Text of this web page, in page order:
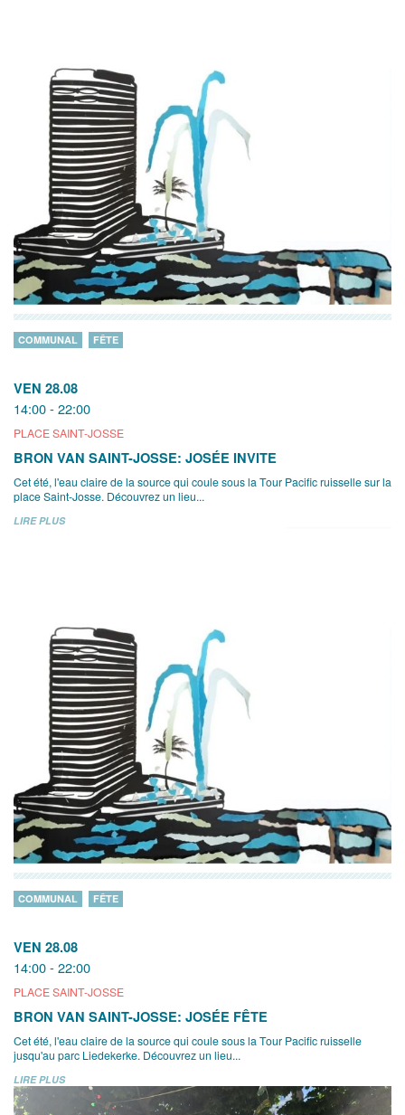
VEN 28.08
14:00 - 22:00
PLACE SAINT-JOSSE
COMMUNAL FÊTE
BRON VAN SAINT-JOSSE: JOSÉE INVITE
Cet été, l'eau claire de la source qui coule sous la Tour Pacific ruisselle sur la
place Saint-Josse. Découvrez un lieu...
LIRE PLUS
VEN 28.08
14:00 - 22:00
PLACE SAINT-JOSSE
COMMUNAL FÊTE
BRON VAN SAINT-JOSSE: JOSÉE FÊTE
Cet été, l'eau claire de la source qui coule sous la Tour Pacific ruisselle
jusqu'au parc Liedekerke. Découvrez un lieu...
LIRE PLUS